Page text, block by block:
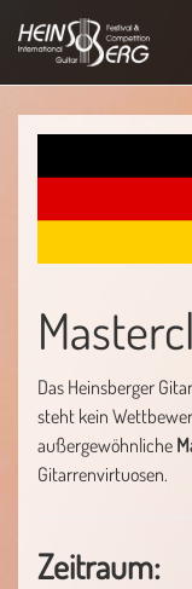
Das Heinsberger
steht kein
außergewöhnliche
Gitarrenvirtuosen.
Zeitraum: